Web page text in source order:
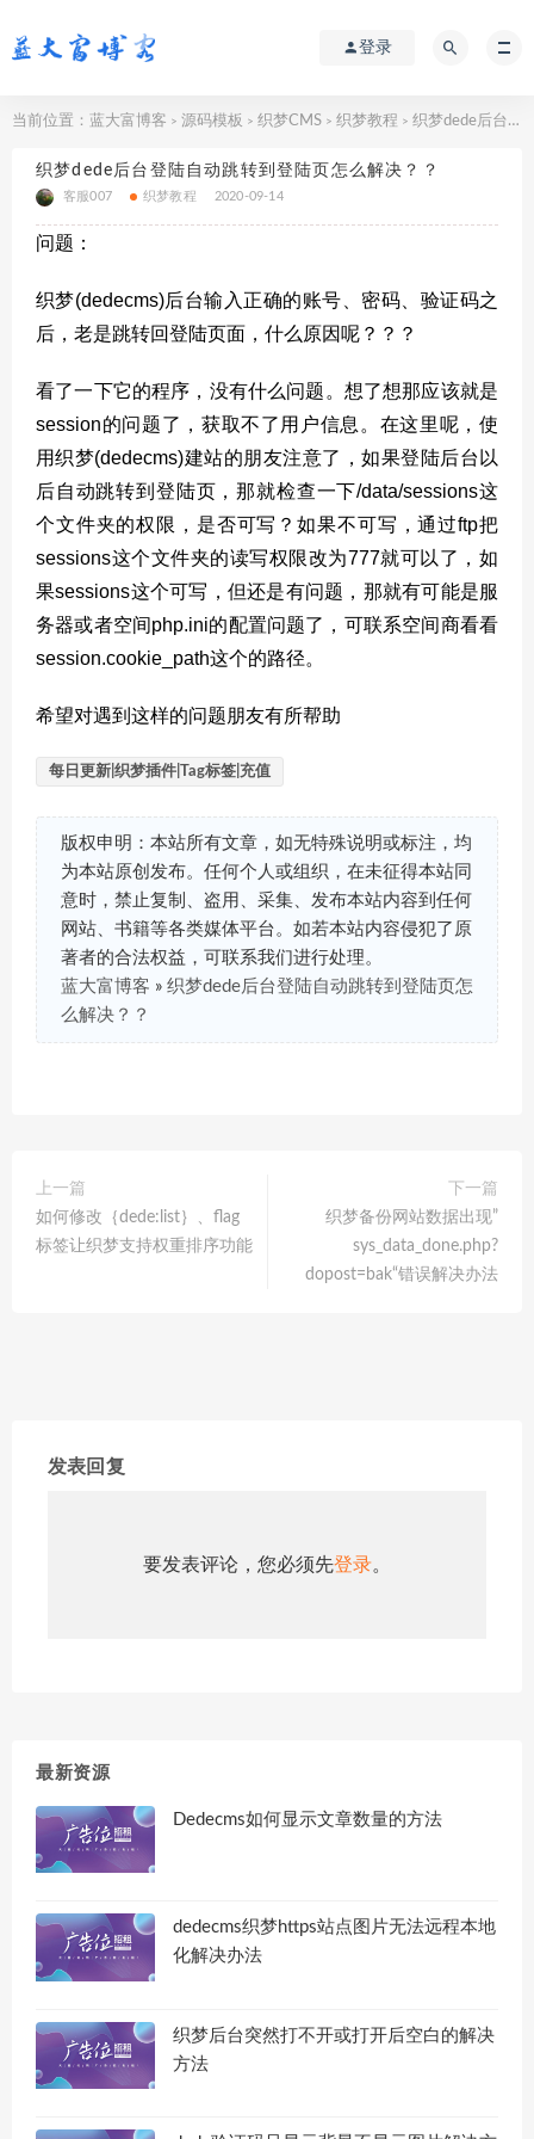
登录
当前位置： 蓝大富博客 > 源码模板 > 织梦CMS > 织梦教程 > 织梦dede后台登陆自动跳转到登陆页怎么解决？？
织梦dede后台登陆自动跳转到登陆页怎么解决？？
客服007 织梦教程 2020-09-14
问题：
织梦(dedecms)后台输入正确的账号、密码、验证码之
后，老是跳转回登陆页面，什么原因呢？？？
看了一下它的程序，没有什么问题。想了想那应该就是
session的问题了，获取不了用户信息。在这里呢，使
用织梦(dedecms)建站的朋友注意了，如果登陆后台以
后自动跳转到登陆页，那就检查一下/data/sessions这
个文件夹的权限，是否可写？如果不可写，通过ftp把
sessions这个文件夹的读写权限改为777就可以了，如
果sessions这个可写，但还是有问题，那就有可能是服
务器或者空间php.ini的配置问题了，可联系空间商看看
session.cookie_path这个的路径。
希望对遇到这样的问题朋友有所帮助
每日更新|织梦插件|Tag标签|充值
版权申明：本站所有文章，如无特殊说明或标注，均
为本站原创发布。任何个人或组织，在未征得本站同
意时，禁止复制、盗用、采集、发布本站内容到任何
网站、书籍等各类媒体平台。如若本站内容侵犯了原
著者的合法权益，可联系我们进行处理。
蓝大富博客 » 织梦dede后台登陆自动跳转到登陆页怎
么解决？？
上一篇
如何修改｛dede:list｝、flag
标签让织梦支持权重排序功能
下一篇
织梦备份网站数据出现”
sys_data_done.php?
dopost=bak“错误解决办法
发表回复
要发表评论，您必须先登录。
最新资源
Dedecms如何显示文章数量的方法
dedecms织梦https站点图片无法远程本地
化解决办法
织梦后台突然打不开或打开后空白的解决
方法